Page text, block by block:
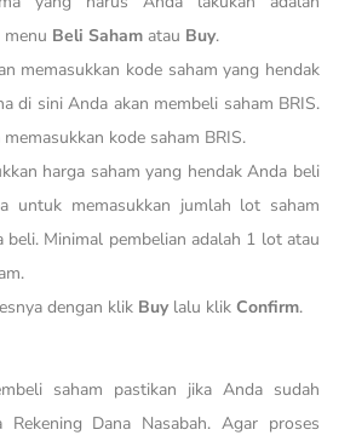
Beli Saham atau Buy.
memasukkan kode saham yang hendak
di sini Anda akan membeli saham BRIS.
kode saham BRIS.
harga saham yang hendak Anda beli
untuk memasukkan jumlah lot saham
beli. Minimal pembelian adalah 1 lot atau
dengan klik Buy lalu klik Confirm.
saham pastikan jika Anda sudah
Rekening Dana Nasabah. Agar proses